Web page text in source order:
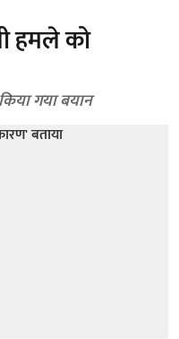
हमले को
गया बयान